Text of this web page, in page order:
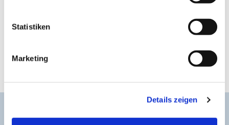
Statistiken
Marketing
Details zeigen
Das sind wir